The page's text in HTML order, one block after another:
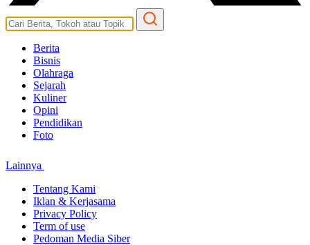
Berita
Bisnis
Olahraga
Sejarah
Kuliner
Opini
Pendidikan
Foto
Lainnya
Tentang Kami
Iklan & Kerjasama
Privacy Policy
Term of use
Pedoman Media Siber